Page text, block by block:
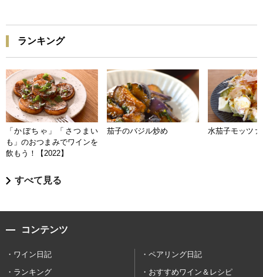
ランキング
「かぼちゃ」「さつまい
も」のおつまみでワインを
飲もう！【2022】
茄子のバジル炒め 水茄子モッツァ
すべて見る
コンテンツ
ワイン日記
ペアリング日記
ランキング
おすすめワイン＆レシピ